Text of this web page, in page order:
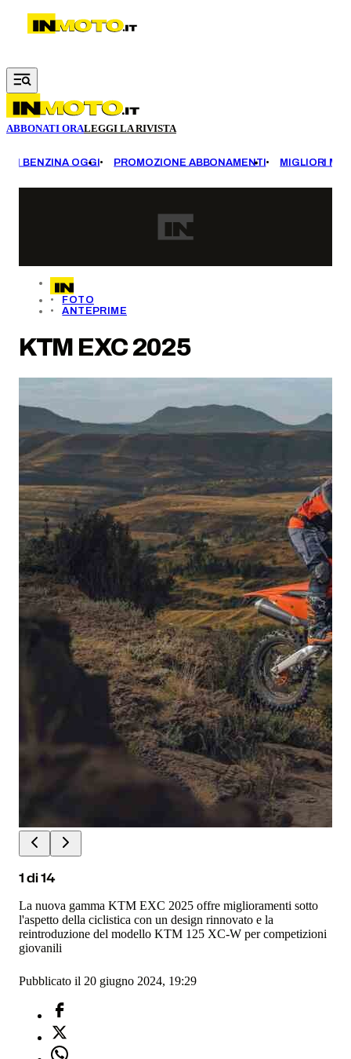
Vai al contenuto principale
ABBONATI ORALEGGI LA RIVISTA
BENZINA OGGI PROMOZIONE ABBONAMENTI MIGLIORI
FOTO
ANTEPRIME
KTM EXC 2025
1di14
La nuova gamma KTM EXC 2025 offre miglioramenti sotto
l'aspetto della ciclistica con un design rinnovato e la
reintroduzione del modello KTM 125 XC-W per competizioni
giovanili
Pubblicato il 20 giugno 2024, 19:29